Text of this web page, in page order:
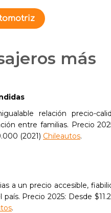
más
relación precio-
entre familias. Precio
(2021) Chileautos.
a un precio accesible,
Precio 2025: Desde
.